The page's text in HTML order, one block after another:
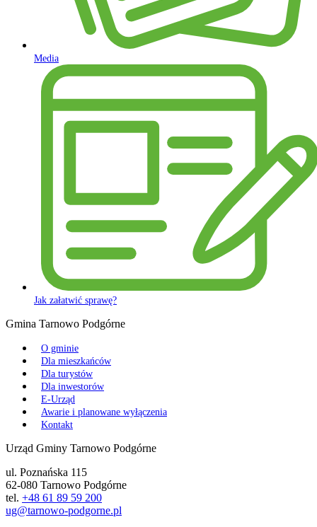
Media
Jak załatwić sprawę?
Gmina Tarnowo Podgórne
O gminie
Dla mieszkańców
Dla turystów
Dla inwestorów
E-Urząd
Awarie i planowane wyłączenia
Kontakt
Urząd Gminy Tarnowo Podgórne
ul. Poznańska 115
62-080 Tarnowo Podgórne
tel. +48 61 89 59 200
ug@tarnowo-podgorne.pl